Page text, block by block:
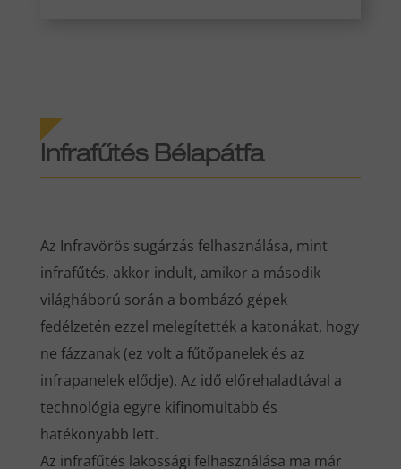
Infrafűtés Bélapátfa
Az Infravörös sugárzás felhasználása, mint
infrafűtés, akkor indult, amikor a második
világháború során a bombázó gépek
fedélzetén ezzel melegítették a katonákat, hogy
ne fázzanak (ez volt a fűtőpanelek és az
infrapanelek elődje). Az idő előrehaladtával a
technológia egyre kifinomultabb és
hatékonyabb lett.
Az infrafűtés lakossági felhasználása ma már